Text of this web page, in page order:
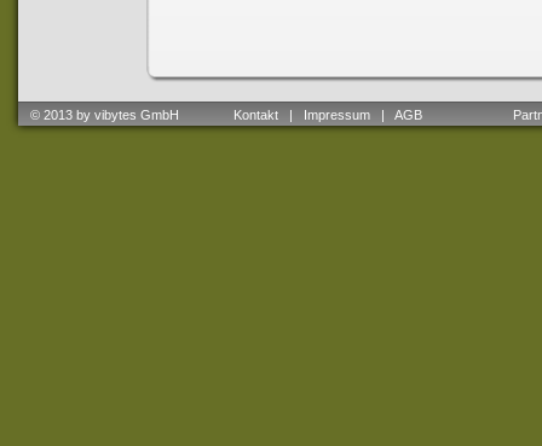
© 2013 by vibytes GmbH Kontakt | Impressum | AGB